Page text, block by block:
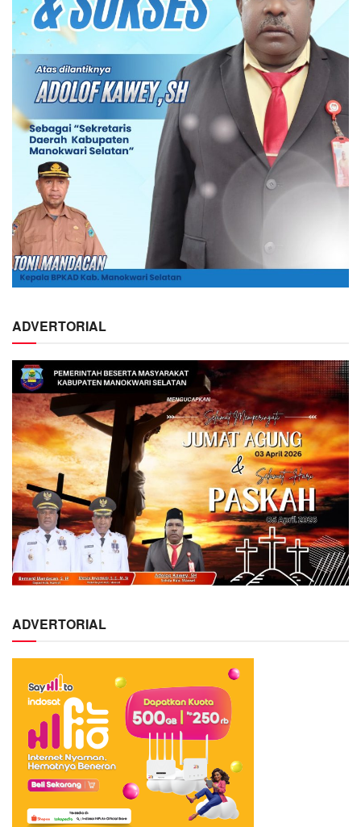
ADVERTORIAL
ADVERTORIAL